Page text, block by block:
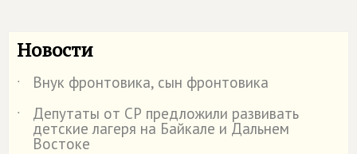
Новости
˙
Внук фронтовика, сын фронтовика
˙
Депутаты от СР предложили развивать
детские лагеря на Байкале и Дальнем
Востоке